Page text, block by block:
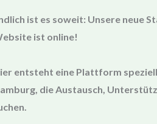
ist es soweit: Unsere neue
ist online!
entsteht eine Plattform
die Austausch,